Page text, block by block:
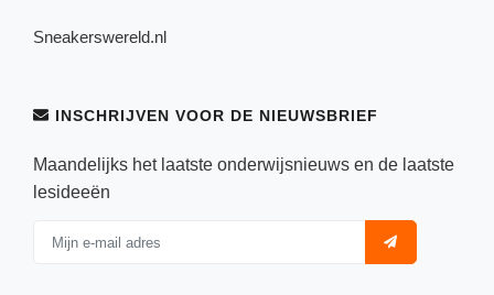
Sneakerswereld.nl
INSCHRIJVEN VOOR DE NIEUWSBRIEF
Maandelijks het laatste onderwijsnieuws en de laatste
lesideeën